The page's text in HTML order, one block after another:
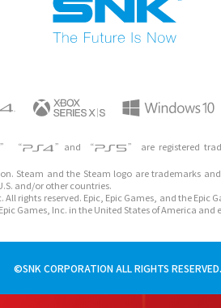
“ ”and “
” are registered
Steam and the Steam logo are trademarks
and/or other countries.
All rights reserved. Epic, Epic Games, and the Epic
Games, Inc. in the United States of America and
©SNK CORPORATION ALL RIGHTS RESERVED.